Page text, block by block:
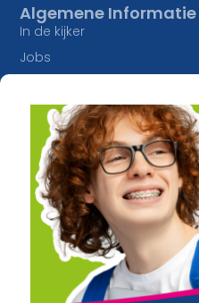
Lesaanbod
Algemene vorming
Creatief
Constructie en Techniek
Algemene Informatie
In de kijker
Jobs
Inschrijvingen